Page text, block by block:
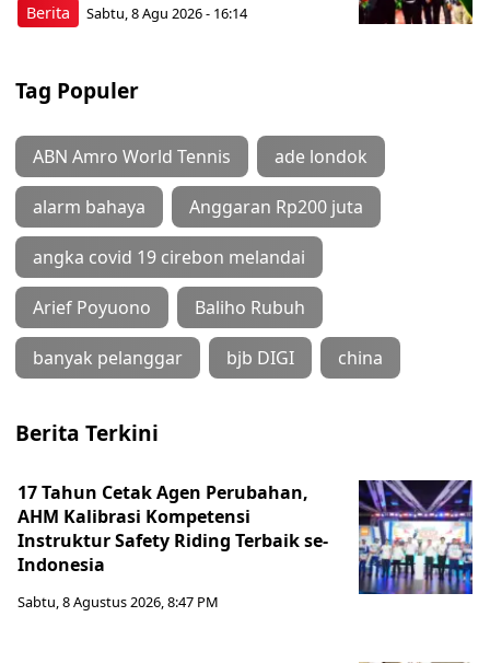
Berita Sabtu, 8 Agu 2026 - 16:14
Tag Populer
ABN Amro World Tennis ade londok
alarm bahaya Anggaran Rp200 juta
angka covid 19 cirebon melandai
Arief Poyuono Baliho Rubuh
banyak pelanggar bjb DIGI china
Berita Terkini
17 Tahun Cetak Agen Perubahan,
AHM Kalibrasi Kompetensi
Instruktur Safety Riding Terbaik se-
Indonesia
Sabtu, 8 Agustus 2026, 8:47 PM